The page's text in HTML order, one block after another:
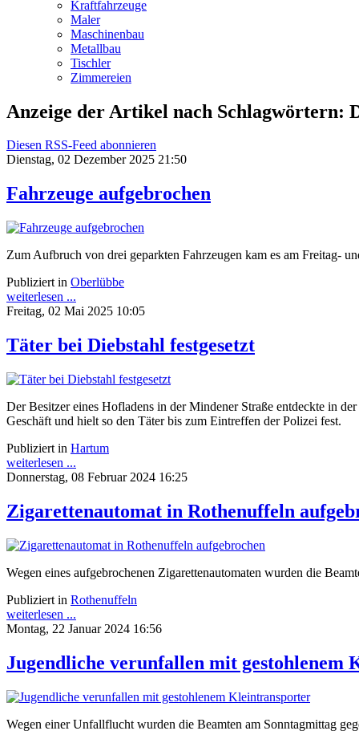
Kraftfahrzeuge
Maler
Maschinenbau
Metallbau
Tischler
Zimmereien
Anzeige der Artikel nach Schlagwörtern:
Diesen RSS-Feed abonnieren
Dienstag, 02 Dezember 2025 21:50
Fahrzeuge aufgebrochen
Zum Aufbruch von drei geparkten Fahrzeugen kam es am Freitag-
Publiziert in Oberlübbe
weiterlesen ...
Freitag, 02 Mai 2025 10:05
Täter bei Diebstahl festgesetzt
Der Besitzer eines Hofladens in der Mindener Straße entdeckte in
Geschäft und hielt so den Täter bis zum Eintreffen der Polizei fest.
Publiziert in Hartum
weiterlesen ...
Donnerstag, 08 Februar 2024 16:25
Zigarettenautomat in Rothenuffeln
Wegen eines aufgebrochenen Zigarettenautomaten wurden die
Publiziert in Rothenuffeln
weiterlesen ...
Montag, 22 Januar 2024 16:56
Jugendliche verunfallen mit gestohlenem
Wegen einer Unfallflucht wurden die Beamten am Sonntagmittag